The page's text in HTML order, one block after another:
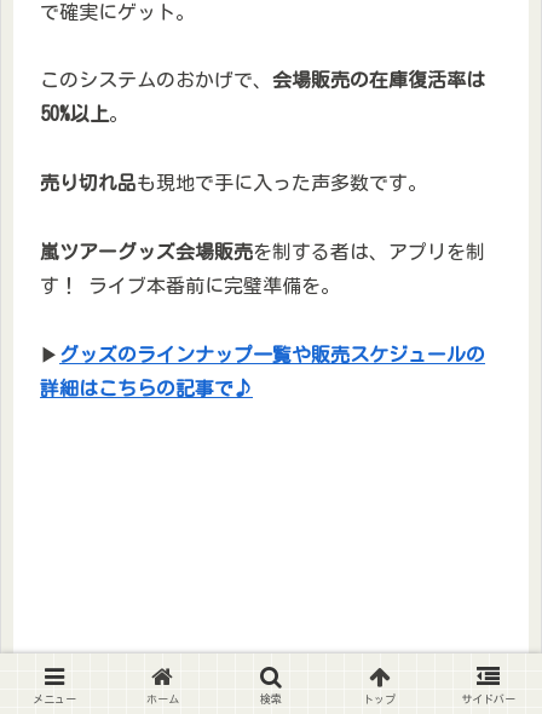
で確実にゲット。
このシステムのおかげで、 会場販売の在庫復活率は
50%以上。
売り切れ品も現地で手に入った声多数です。
嵐ツアーグッズ会場販売を制する者は、アプリを制
す！ ライブ本番前に完璧準備を。
▶ グッズのラインナップ一覧や販売スケジュールの
詳細はこちらの記事で♪
メニュー ホーム 検索 トップ サイドバー